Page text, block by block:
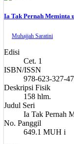
Ia Tak Pernah Meminta
Muhajjah Saratini
Edisi
Cet. 1
ISBN/ISSN
978-623-327-
Deskripsi Fisik
158 hlm.
Judul Seri
Ia Tak Pernah
No. Panggil
649.1 MUH i